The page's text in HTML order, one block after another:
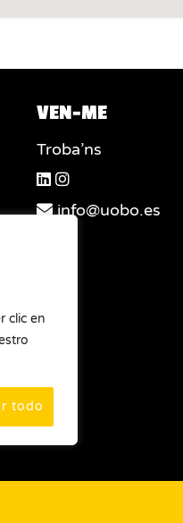
clic en
todo
VEN-ME
Troba’ns
info@uobo.es